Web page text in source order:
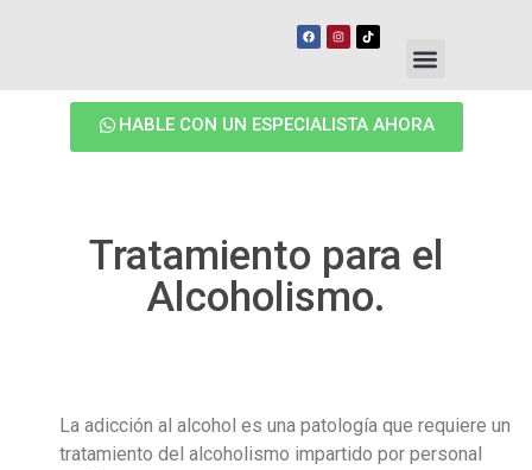
HABLE CON UN ESPECIALISTA AHORA
Tratamiento para el
Alcoholismo.
La adicción al alcohol es una patología que requiere un
tratamiento del alcoholismo impartido por personal